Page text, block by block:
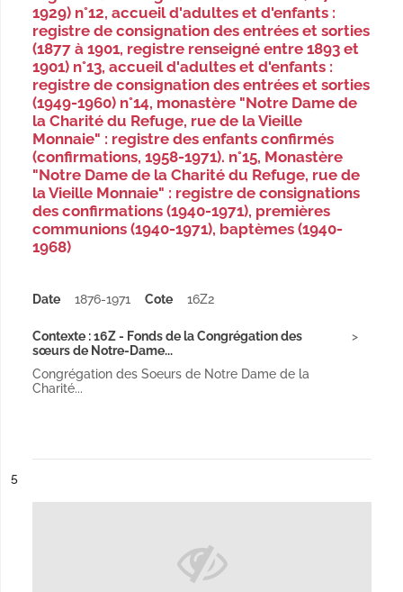
1929) n°12, accueil d'adultes et d'enfants :
registre de consignation des entrées et sorties
(1877 à 1901, registre renseigné entre 1893 et
1901) n°13, accueil d'adultes et d'enfants :
registre de consignation des entrées et sorties
(1949-1960) n°14, monastère "Notre Dame de
la Charité du Refuge, rue de la Vieille
Monnaie" : registre des enfants confirmés
(confirmations, 1958-1971). n°15, Monastère
"Notre Dame de la Charité du Refuge, rue de
la Vieille Monnaie" : registre de consignations
des confirmations (1940-1971), premières
communions (1940-1971), baptèmes (1940-
1968)
Date 1876-1971 Cote 16Z2
Contexte : 16Z - Fonds de la Congrégation des
sœurs de Notre-Dame...
Congrégation des Soeurs de Notre Dame de la
Charité...
n°
5